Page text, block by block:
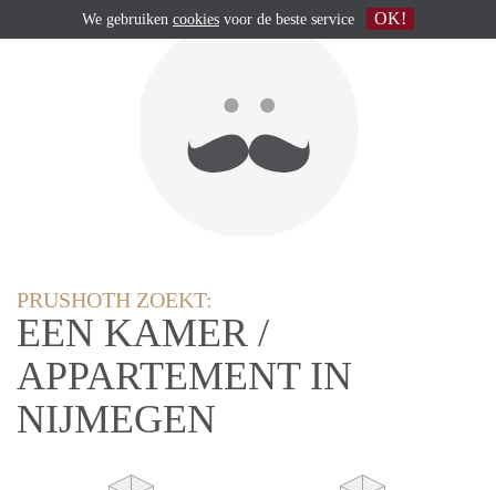
PRUSHOTH ZOEKT:
EEN KAMER /
APPARTEMENT IN
NIJMEGEN
We gebruiken cookies voor de beste service OK!